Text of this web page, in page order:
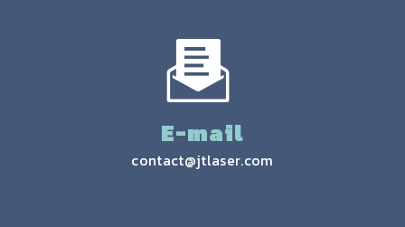
E-mail
contact@jtlaser.com